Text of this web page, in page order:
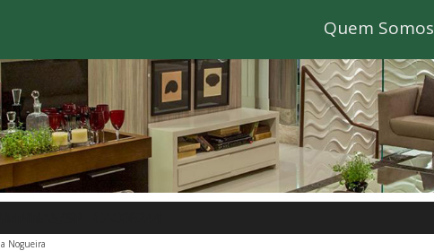
Quem Somos
Nogueira